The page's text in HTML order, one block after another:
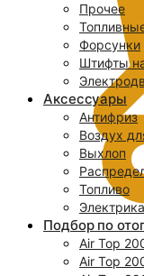
Прочее
Форсунки
Штифты
Аксессуары
Антифриз
Воздух
Выхлоп
Топливо
Электрика
Подбор по
Air Top
Air Top